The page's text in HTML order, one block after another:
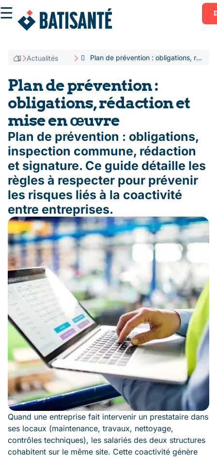
Actualités Plan de prévention : obligations, rédaction et mise en œuvre
Plan de prévention :
obligations, rédaction et
mise en œuvre
Plan de prévention : obligations,
inspection commune, rédaction
et signature. Ce guide détaille les
règles à respecter pour prévenir
les risques liés à la coactivité
entre entreprises.
Quand une entreprise fait intervenir un prestataire dans
ses locaux (maintenance, travaux, nettoyage,
contrôles techniques), les salariés des deux structures
cohabitent sur le même site. Cette coactivité génère